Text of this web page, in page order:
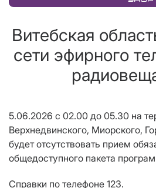
Витебская
сети эфирного
5.06.2026 с 02.00 до 05.30 на
Верхнедвинского, Миорского,
будет отсутствовать прием
общедоступного пакета
Справки по телефоне 123.